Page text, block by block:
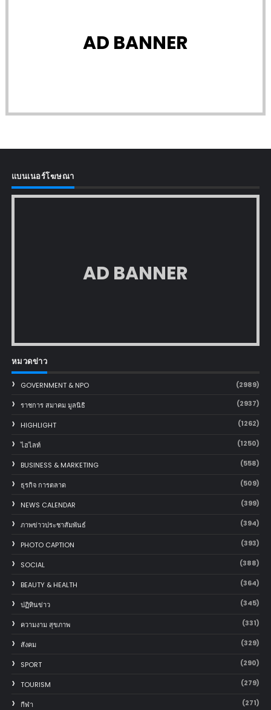
AD BANNER
แบนเนอร์โฆษณา
AD BANNER
หมวดข่าว
GOVERNMENT & NPO (2989)
ราชการ สมาคม มูลนิธิ (2937)
HIGHLIGHT (1262)
ไฮไลท์ (1250)
BUSINESS & MARKETING (558)
ธุรกิจ การตลาด (509)
NEWS CALENDAR (399)
ภาพข่าวประชาสัมพันธ์ (394)
PHOTO CAPTION (393)
SOCIAL (388)
BEAUTY & HEALTH (364)
ปฏิทินข่าว (345)
ความงาม สุขภาพ (331)
สังคม (329)
SPORT (290)
TOURISM (279)
กีฬา (271)